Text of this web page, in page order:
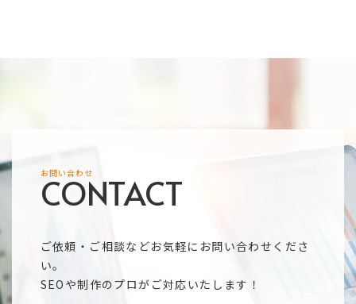
お問い合わせ
CONTACT
ご依頼・ご相談などお気軽にお問い合わせくださ
い。
SEOや制作のプロがご対応いたします！